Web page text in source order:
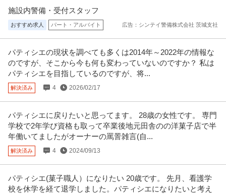
経験者優先／開発系PM／PMO／製菓事業向け品質管理体制強化
プロジェクト支援
企業名非公開
月給230万円
製菓事業における品質管理体制の強化およびガバナンス改革を目的としたプ
ロジェクト支援案件です。 Di
…続きを見る
店舗管理・店舗運営 ／ 「新ブランド業態 担当」世界12カ国／450
態「ワッフル専門店」立ち上げメンバー
新着 残業月20時間以内 資格取得支援制度 研修あり
年収400万円〜600万円
【職種】サービス＞店舗管理・店舗運営 【業種】メーカー＞食品・飲料 ※会
員属性などに応じ、当該求人…続きを見る
この条件の求人をもっと見る
施設内警備・受付スタッフ
おすすめ求人 パート・アルバイト 広告：シンテイ警備株式会社 茨城支社
パティシエの現状を調べても多くは2014年～2022年の情報な
のですが、そこから今も何も変わっていないのですか？ 私は
パティシエを目指しているのですが、将...
解決済み 4 2026/02/17
パティシエに戻りたいと思ってます。 28歳の女性です。 専門
学校で2年学び資格も取って卒業後地元田舎のの洋菓子店で半
年働いてましたがオーナーの罵詈雑言(自...
解決済み 4 2024/09/13
パティシエ(菓子職人）になりたい 20歳です。 先月、看護学
校を休学を経て退学しました。パティシエになりたいと考え